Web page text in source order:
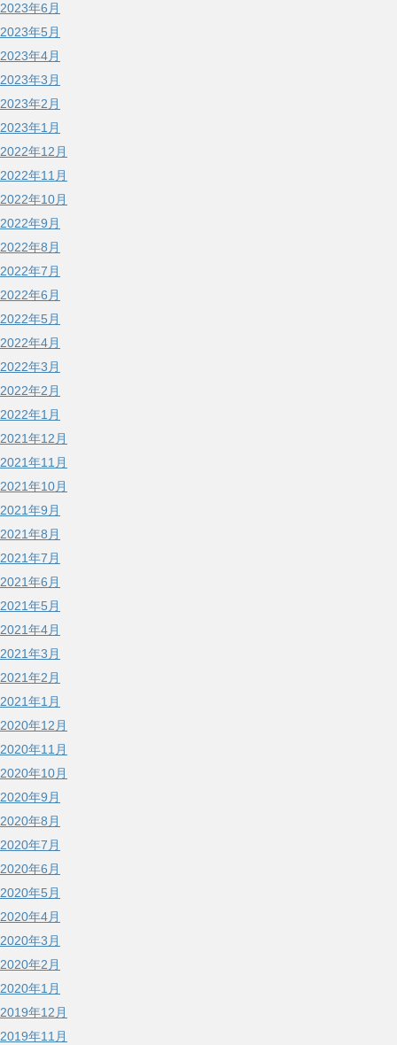
2023年6月
2023年5月
2023年4月
2023年3月
2023年2月
2023年1月
2022年12月
2022年11月
2022年10月
2022年9月
2022年8月
2022年7月
2022年6月
2022年5月
2022年4月
2022年3月
2022年2月
2022年1月
2021年12月
2021年11月
2021年10月
2021年9月
2021年8月
2021年7月
2021年6月
2021年5月
2021年4月
2021年3月
2021年2月
2021年1月
2020年12月
2020年11月
2020年10月
2020年9月
2020年8月
2020年7月
2020年6月
2020年5月
2020年4月
2020年3月
2020年2月
2020年1月
2019年12月
2019年11月